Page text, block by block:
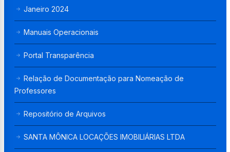
Janeiro 2024
Manuais Operacionais
Portal Transparência
Relação de Documentação para Nomeação de
Professores
Repositório de Arquivos
SANTA MÔNICA LOCAÇÕES IMOBILIÁRIAS LTDA